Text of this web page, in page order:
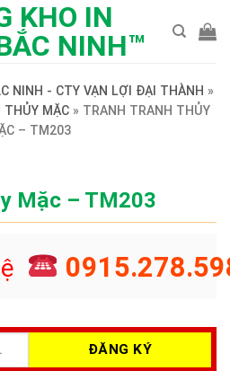
NINH - CTY VẠN LỢI ĐẠI THÀNH »
THỦY MẶC» TRANH TRANH THỦY
– TM203
Mặc – TM203